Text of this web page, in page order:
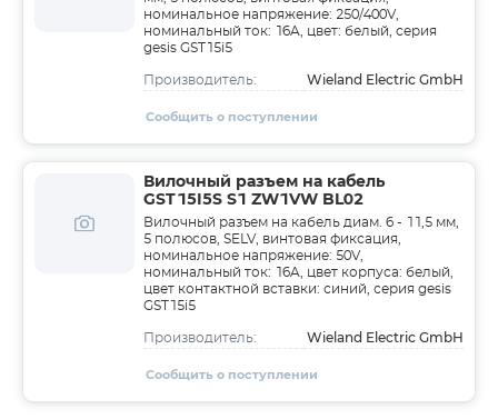
номинальное напряжение: 250/400V,
номинальный ток: 16A, цвет: белый, серия
gesis GST15i5
Производитель: Wieland Electric GmbH
Сообщить о поступлении
Вилочный разъем на кабель
GST15I5S S1 ZW1VW BL02
Вилочный разъем на кабель диам. 6 - 11,5 мм,
5 полюсов, SELV, винтовая фиксация,
номинальное напряжение: 50V,
номинальный ток: 16A, цвет корпуса: белый,
цвет контактной вставки: синий, серия gesis
GST15i5
Производитель: Wieland Electric GmbH
Сообщить о поступлении